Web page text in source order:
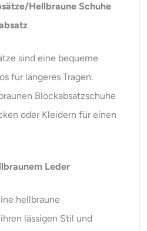
Hellbraune Schuhe
sind eine bequeme
für längeres Tragen.
Blockabsatzschuhe
oder Kleidern für einen
Leder
hellbraune
lässigen Stil und